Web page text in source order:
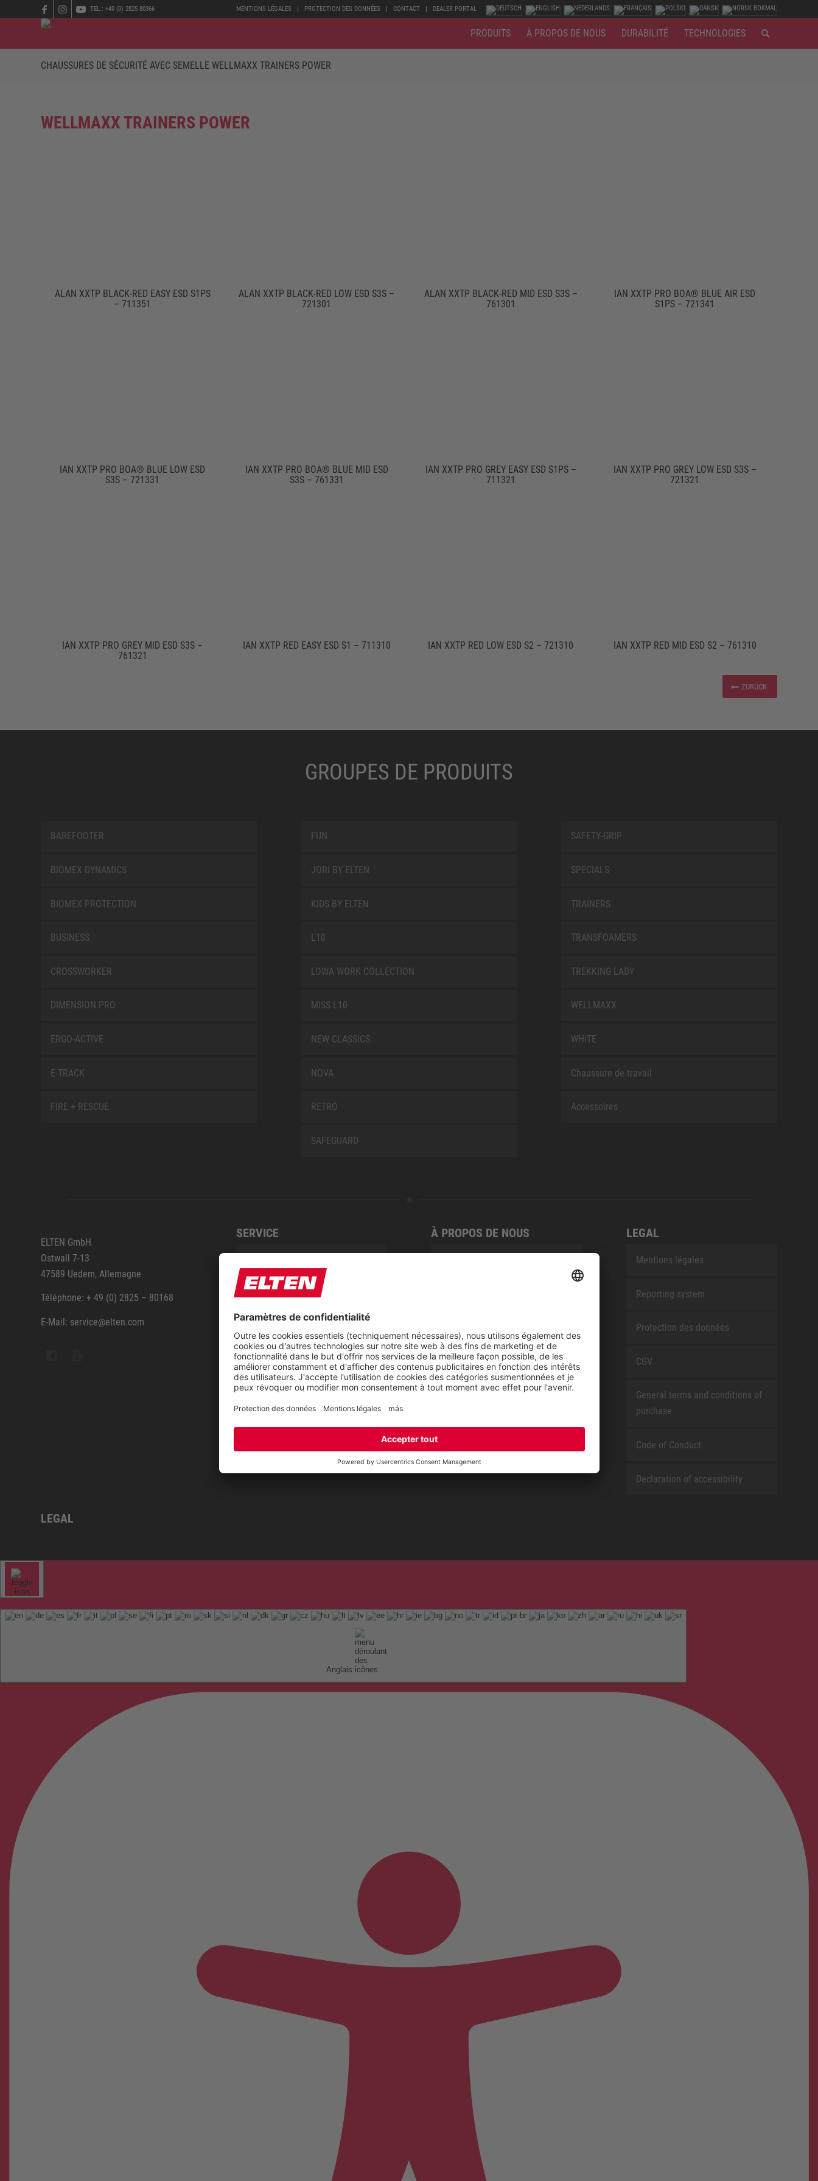
MENTIONS LÉGALES PROTECTION DES DONNÉES CONTACT DEALER PORTAL
TEL.: +49 (0) 2825 80366
PRODUITS À PROPOS DE NOUS DURABILITÉ TECHNOLOGIES
CHAUSSURES DE SÉCURITÉ AVEC SEMELLE WELLMAXX TRAINERS POWER
WELLMAXX TRAINERS POWER
ALAN XXTP BLACK-RED EASY ESD S1PS
– 711351
ALAN XXTP BLACK-RED LOW ESD S3S –
721301
ALAN XXTP BLACK-RED MID ESD S3S –
761301
IAN XXTP PRO BOA® BLUE AIR ESD
S1PS – 721341
IAN XXTP PRO BOA® BLUE LOW ESD
S3S – 721331
IAN XXTP PRO BOA® BLUE MID ESD
S3S – 761331
IAN XXTP PRO GREY EASY ESD S1PS –
711321
IAN XXTP PRO GREY LOW ESD S3S –
721321
IAN XXTP PRO GREY MID ESD S3S –
761321
IAN XXTP RED EASY ESD S1 – 711310 IAN XXTP RED LOW ESD S2 – 721310 IAN XXTP RED MID ESD S2 – 761310
ZURÜCK
GROUPES DE PRODUITS
BAREFOOTER
BIOMEX DYNAMICS
BIOMEX PROTECTION
BUSINESS
CROSSWORKER
DIMENSION PRO
ERGO-ACTIVE
E-TRACK
FIRE + RESCUE
FUN
JORI BY ELTEN
KIDS BY ELTEN
L10
LOWA WORK COLLECTION
MISS L10
NEW CLASSICS
NOVA
RETRO
SAFEGUARD
SAFETY-GRIP
SPECIALS
TRAINERS
TRANSFOAMERS
TREKKING LADY
WELLMAXX
WHITE
Chaussure de travail
Accessoires
ELTEN GmbH
Ostwall 7-13
47589 Uedem, Allemagne
Téléphone: + 49 (0) 2825 – 80168
E-Mail: service@elten.com
SERVICE
Service de réparations de ELTEN
Sitemap
À PROPOS DE NOUS LEGAL
Mentions légales
Reporting system
Protection des données
CGV
General terms and conditions of
purchase
Code of Conduct
Declaration of accessibility
LEGAL
Anglais